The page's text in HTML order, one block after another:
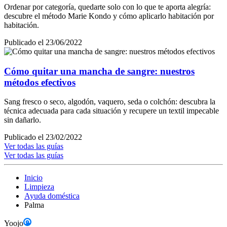
Ordenar por categoría, quedarte solo con lo que te aporta alegría:
descubre el método Marie Kondo y cómo aplicarlo habitación por
habitación.
Publicado el 23/06/2022
Cómo quitar una mancha de sangre: nuestros
métodos efectivos
Sang fresco o seco, algodón, vaquero, seda o colchón: descubra la
técnica adecuada para cada situación y recupere un textil impecable
sin dañarlo.
Publicado el 23/02/2022
Ver todas las guías
Ver todas las guías
Inicio
Limpieza
Ayuda doméstica
Palma
Yoojo